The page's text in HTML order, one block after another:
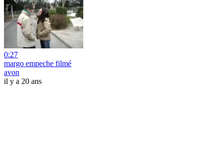
0:27
margo empeche filmé
avon
il y a 20 ans